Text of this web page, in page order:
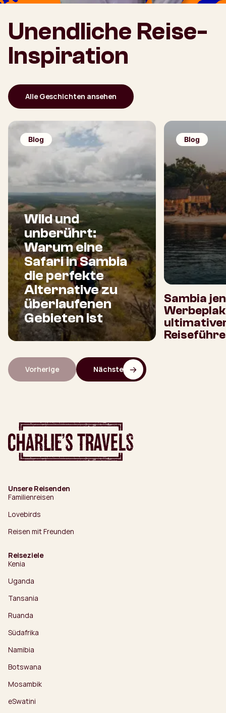
Unendliche Reise-
Inspiration
Alle Geschichten ansehen
Blog
Wild und
unberührt:
Warum eine
Safari in Sambia
die perfekte
Alternative zu
überlaufenen
Gebieten ist
Blog
Sambia
Vorherige Nächste
Unsere Reisenden
Familienreisen
Lovebirds
Reisen mit Freunden
Reiseziele
Kenia
Uganda
Tansania
Ruanda
Südafrika
Namibia
Botswana
Mosambik
eSwatini